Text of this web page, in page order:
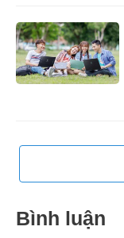
Bình luận